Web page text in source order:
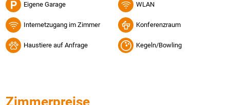
Eigene Garage WLAN
Internetzugang im Zimmer Konferenzraum
Haustiere auf Anfrage Kegeln/Bowling